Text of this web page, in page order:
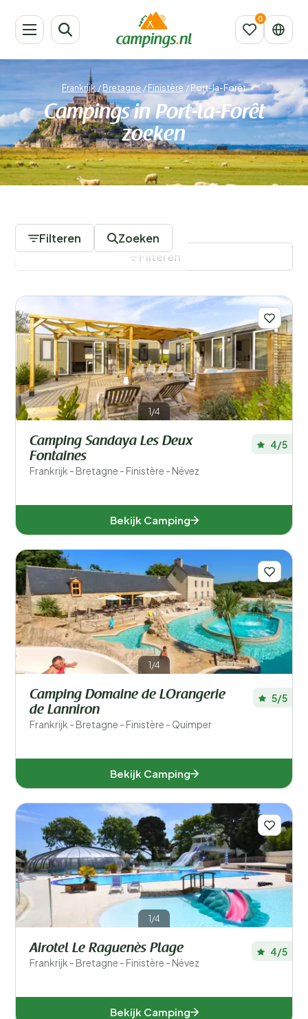
Frankrijk / Bretagne/ Finistère /Port-la-Forêt
Campings in Port-la-Forêt
zoeken
Filteren Zoeken
Populaire filters
Type accommodatie
Sport en vrije tijd
Filters opslaan
Filteren
1/4
Camping Sandaya Les Deux
Fontaines
Frankrijk - Bretagne - Finistère - Névez
4/5
Bekijk Camping
1/4
Camping Domaine de LOrangerie
de Lanniron
Frankrijk - Bretagne - Finistère - Quimper
5/5
Bekijk Camping
1/4
Airotel Le Raguenès Plage
Frankrijk - Bretagne - Finistère - Névez
4/5
Bekijk Camping